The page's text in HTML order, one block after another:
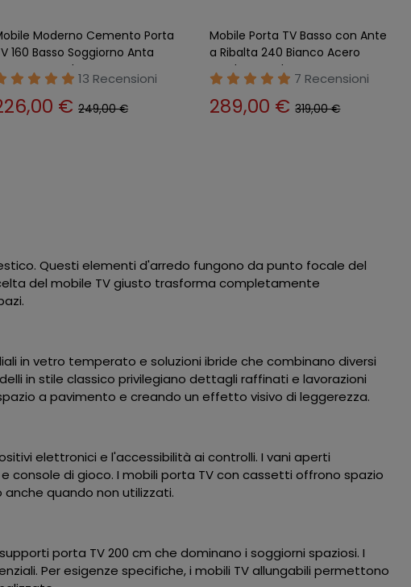
Moderno Cemento Porta
160 Basso Soggiorno Anta
Battente Credenza
13 Recensioni
€249,00 €
Mobile Porta TV Basso con Ante
a Ribalta 240 Bianco Acero
Credenza Salone
7 Recensioni
289,00 €319,00 €
Questi elementi d'arredo fungono da punto focale del
del mobile TV giusto trasforma completamente
in vetro temperato e soluzioni ibride che combinano diversi
in stile classico privilegiano dettagli raffinati e lavorazioni
a pavimento e creando un effetto visivo di leggerezza.
elettronici e l'accessibilità ai controlli. I vani aperti
console di gioco. I mobili porta TV con cassetti offrono spazio
quando non utilizzati.
porta TV 200 cm che dominano i soggiorni spaziosi. I
Per esigenze specifiche, i mobili TV allungabili permettono